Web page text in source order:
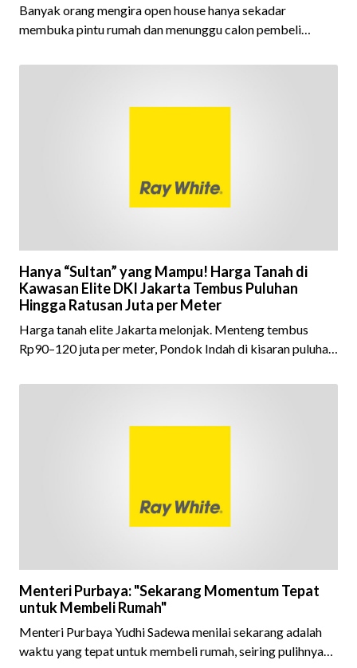
Banyak orang mengira open house hanya sekadar
membuka pintu rumah dan menunggu calon pembeli
terdapat persiapan, strategi, dan kerja sama tim yang
setiap pengunjung.Setiap detail memiliki peran penting.
Hanya “Sultan” yang Mampu! Harga Tanah di
Kawasan Elite DKI Jakarta Tembus Puluhan
Hingga Ratusan Juta per Meter
Harga tanah elite Jakarta melonjak. Menteng tembus
Rp90–120 juta per meter, Pondok Indah di kisaran puluhan
Menteri Purbaya: "Sekarang Momentum Tepat
untuk Membeli Rumah"
Menteri Purbaya Yudhi Sadewa menilai sekarang adalah
waktu yang tepat untuk membeli rumah, seiring pulihnya